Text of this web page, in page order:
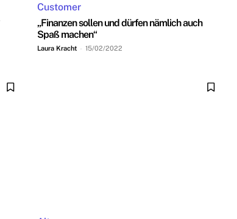
Customer
„Finanzen sollen und dürfen nämlich auch
Spaß machen“
Laura Kracht - 15/02/2022